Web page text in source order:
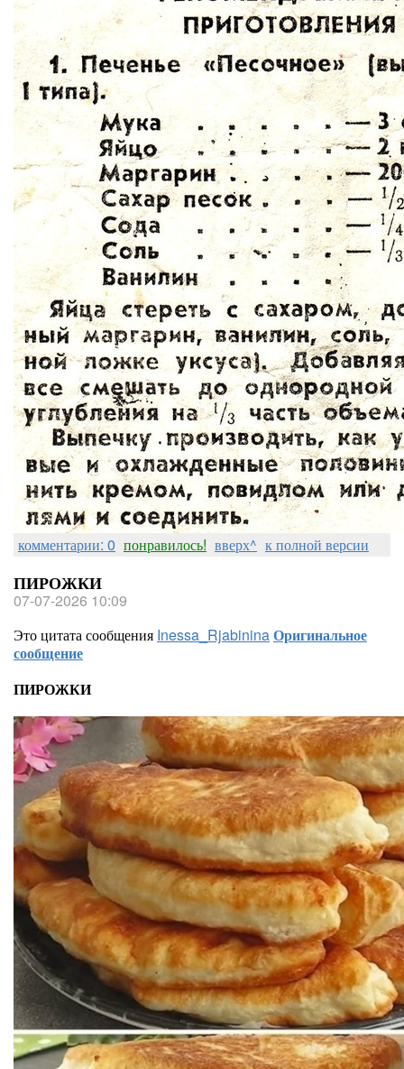
комментарии: 0 понравилось! вверх^ к полной версии
ПИРОЖКИ
07-07-2026 10:09
Это цитата сообщения Inessa_RjabininaОригинальное
сообщение
ПИРОЖКИ